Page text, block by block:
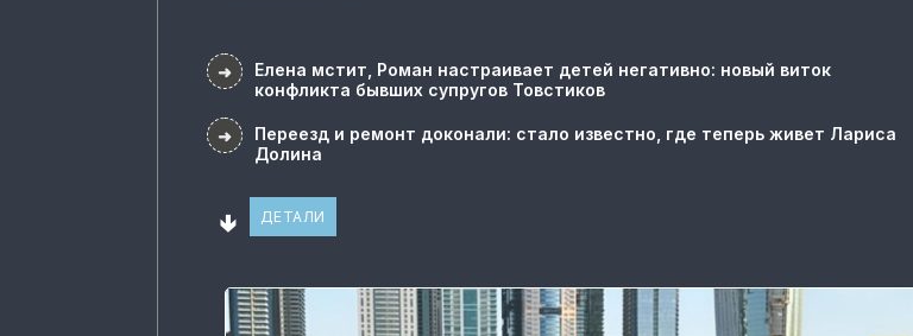
➜
Елена мстит, Роман настраивает детей негативно: новый виток
конфликта бывших супругов Товстиков
➜
Переезд и ремонт доконали: стало известно, где теперь живет Лариса
Долина
🢃 ДЕТАЛИ